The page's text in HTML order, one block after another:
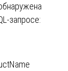
запросе: